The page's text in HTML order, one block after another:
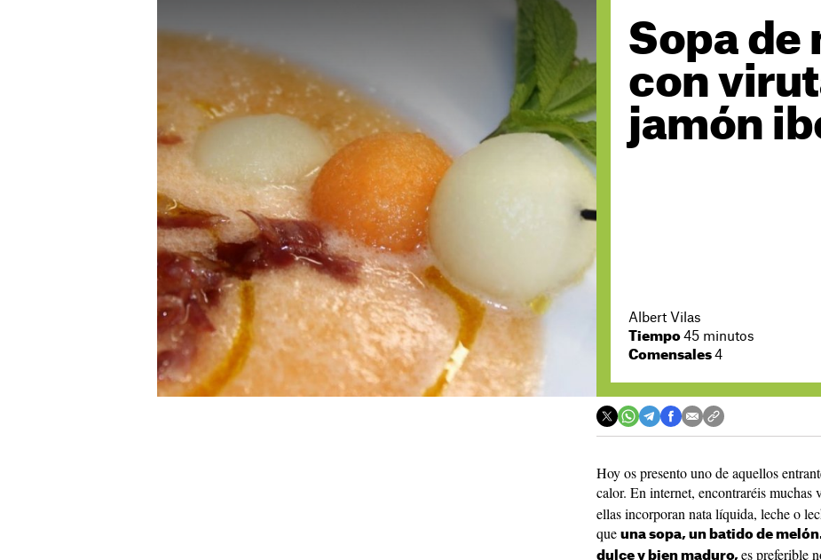
Sopa de
con
jamón
Albert Vilas
Tiempo 45 minutos
Comensales 4
Hoy os presento uno de aquellos
calor. En internet, encontraréis muchas
ellas incorporan nata líquida, leche o
que una sopa, un batido de
dulce y bien maduro, es preferible